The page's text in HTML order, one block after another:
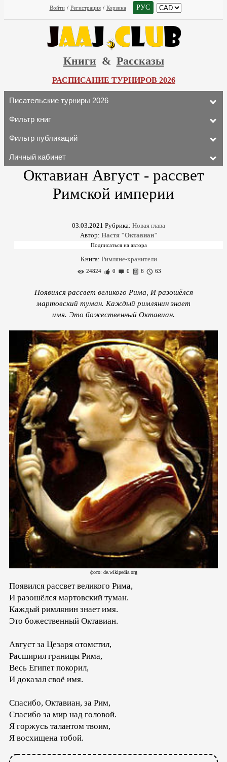
Войти / Регистрация / Корзина РУС
Книги & Рассказы
РАСПИСАНИЕ ТУРНИРОВ 2026
Писательские турниры 2026
Фильтр книг
Фильтр публикаций
Личный кабинет
Октавиан Август - рассвет
Римской империи
03.03.2021 Рубрика: Новая глава
Автор: Настя "Октавиан"
Книга: Римляне-хранители
24824 0 0 6 63
Появился рассвет великого Рима, И разошёлся
мартовский туман. Каждый римлянин знает
имя. Это божественный Октавиан.
фото: de.wikipedia.org
Появился рассвет великого Рима,
И разошёлся мартовский туман.
Каждый римлянин знает имя.
Это божественный Октавиан.
Август за Цезаря отомстил,
Расширил границы Рима,
Весь Египет покорил,
И доказал своё имя.
Спасибо, Октавиан, за Рим,
Спасибо за мир над головой.
Я горжусь талантом твоим,
Я восхищена тобой.